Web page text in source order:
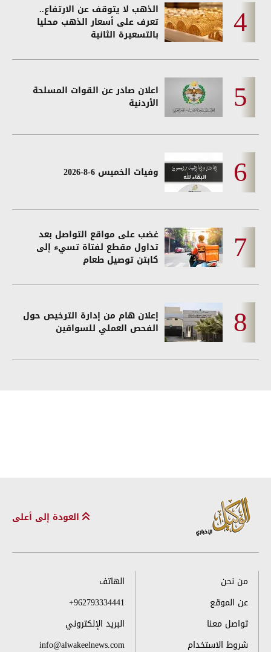
الذهب لا يتوقف عن الارتفاع..
تعرف على أسعار الذهب محليا
بالتسعيرة الثانية
اعلان صادر عن القوات المسلحة
الأردنية
وفيات الخميس 6-8-2026
غضب على مواقع التواصل بعد
تداول مقطع لفتاة تسيء إلى
كابتن توصيل طعام
إعلان هام من إدارة الترخيص حول
الفحص العملي للسواقين
العودة إلى أعلى
من نحن
عن الموقع
تواصل معنا
شروط الاستخدام
الهاتف
+962793334441
البريد الإلكتروني
info@alwakeelnews.com